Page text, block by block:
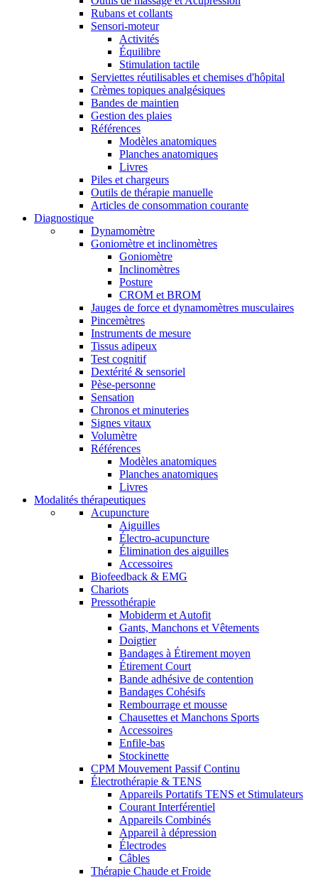
Rubans et collants
Sensori-moteur
Activités
Équilibre
Stimulation tactile
Serviettes réutilisables et chemises d'hôpital
Crèmes topiques analgésiques
Bandes de maintien
Gestion des plaies
Références
Modèles anatomiques
Planches anatomiques
Livres
Piles et chargeurs
Outils de thérapie manuelle
Articles de consommation courante
Diagnostique
Dynamomètre
Goniomètre et inclinomètres
Goniomètre
Inclinomètres
Posture
CROM et BROM
Jauges de force et dynamomètres musculaires
Pincemètres
Instruments de mesure
Tissus adipeux
Test cognitif
Dextérité & sensoriel
Pèse-personne
Sensation
Chronos et minuteries
Signes vitaux
Volumètre
Références
Modèles anatomiques
Planches anatomiques
Livres
Modalités thérapeutiques
Acupuncture
Aiguilles
Électro-acupuncture
Élimination des aiguilles
Accessoires
Biofeedback & EMG
Chariots
Pressothérapie
Mobiderm et Autofit
Gants, Manchons et Vêtements
Doigtier
Bandages à Étirement moyen
Étirement Court
Bande adhésive de contention
Bandages Cohésifs
Rembourrage et mousse
Chausettes et Manchons Sports
Accessoires
Enfile-bas
Stockinette
CPM Mouvement Passif Continu
Électrothérapie & TENS
Appareils Portatifs TENS et Stimulateurs
Courant Interférentiel
Appareils Combinés
Appareil à dépression
Électrodes
Câbles
Thérapie Chaude et Froide